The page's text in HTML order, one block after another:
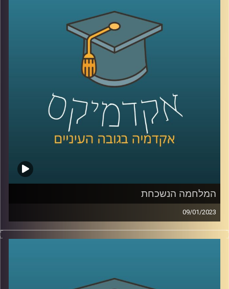
AudioVersity
המלחמה הנשכחת
09/01/2023
בסוף המאה ה20 ותחילתה של המאה ה21 ניהל המערב מלחמה
כנגד אויב חדש, ארגוני הטרור האסלאמיסטים. שיאה של